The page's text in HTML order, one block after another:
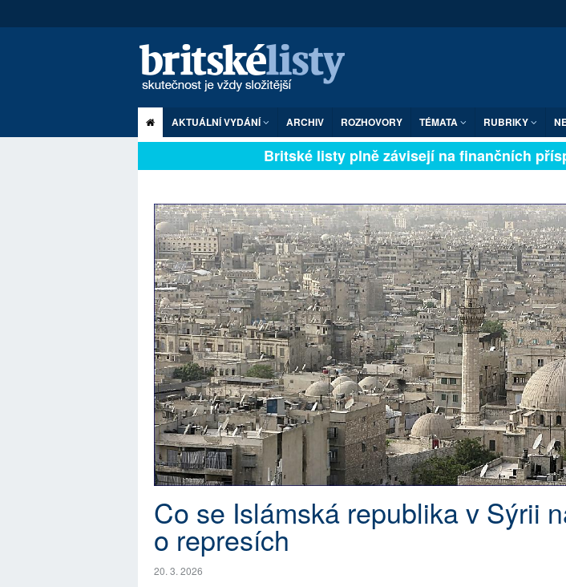
AKTUÁLNÍ VYDÁNÍ ARCHIV ROZHOVORY TÉMATA RUBRIKY
Britské listy plně závisejí na finančních
Co se Islámská republika v Sýrii
o represích
20. 3. 2026